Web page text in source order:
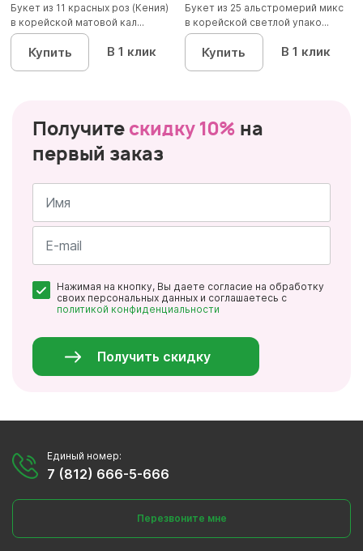
Букет из 11 красных роз (Кения)
в корейской матовой кал...
Купить В 1 клик
Букет из 25 альстромерий микс
в корейской светлой упако...
Купить В 1 клик
Получите скидку 10% на
первый заказ
Имя
*
Нажимая на кнопку, Вы даете согласие на обработку
своих персональных данных и соглашаетесь с
политикой конфиденциальности
Получить скидку
Единый номер:
7 (812) 666-5-666
Перезвоните мне